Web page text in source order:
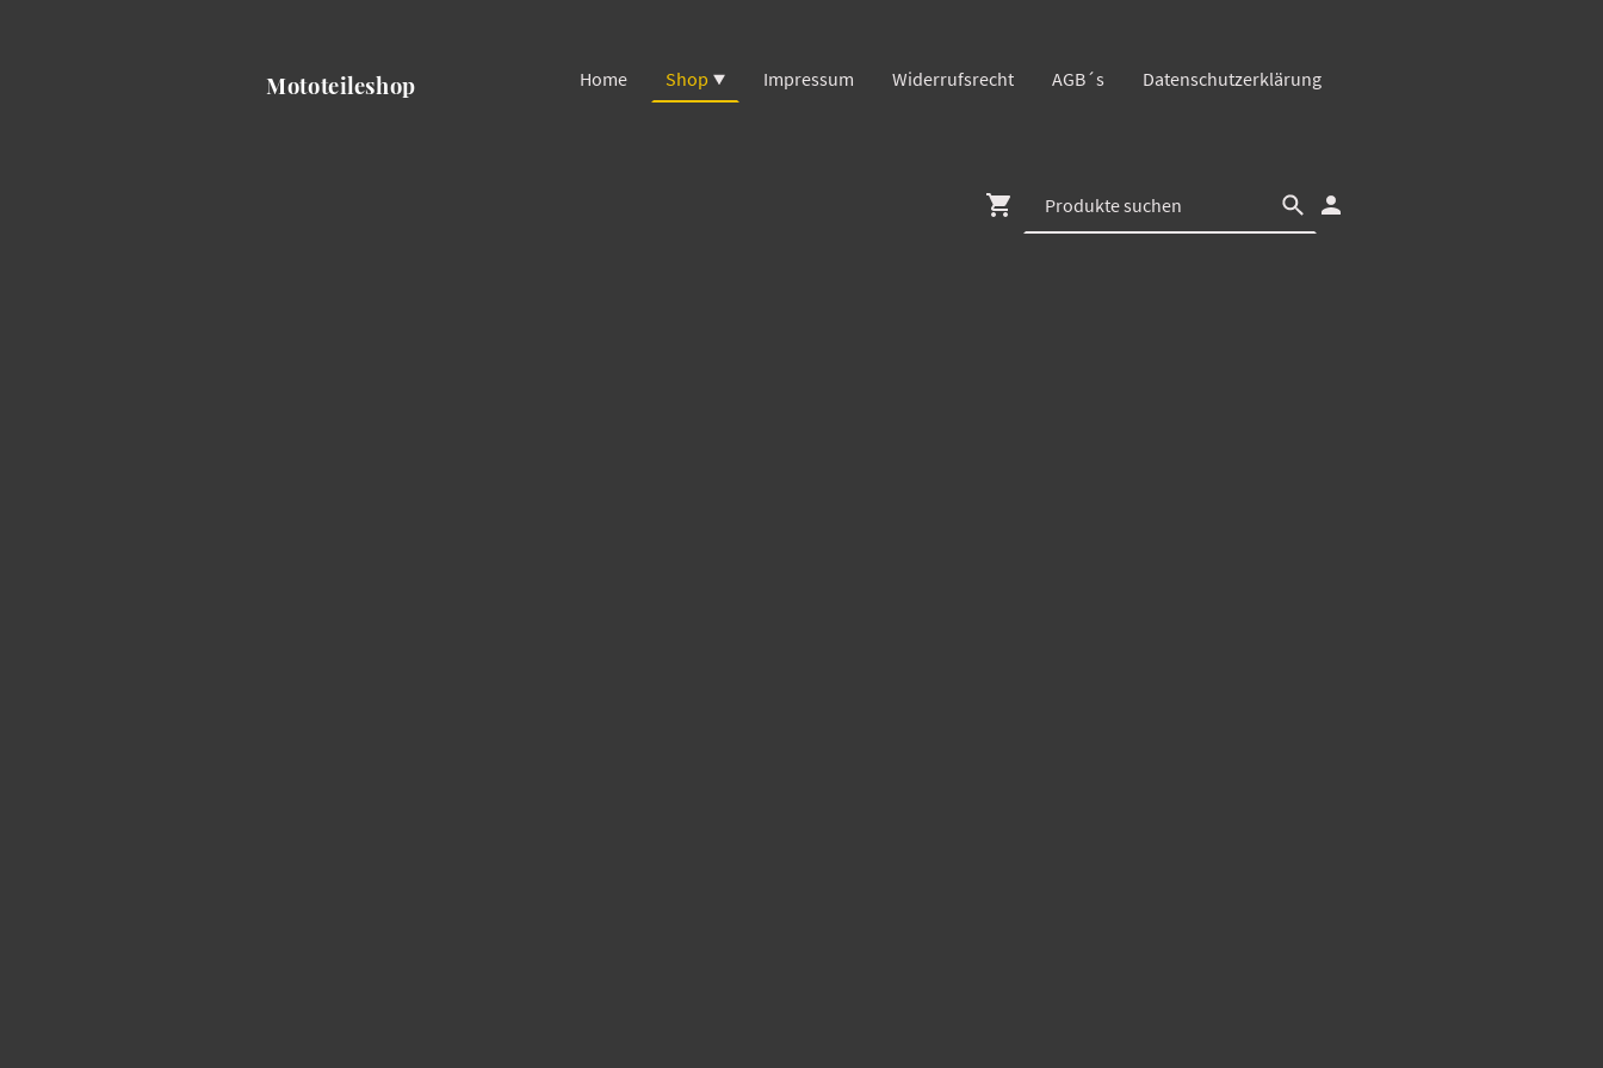
Mototeileshop Home Shop Impressum Widerrufsrecht AGB´s Datenschutzerklärung